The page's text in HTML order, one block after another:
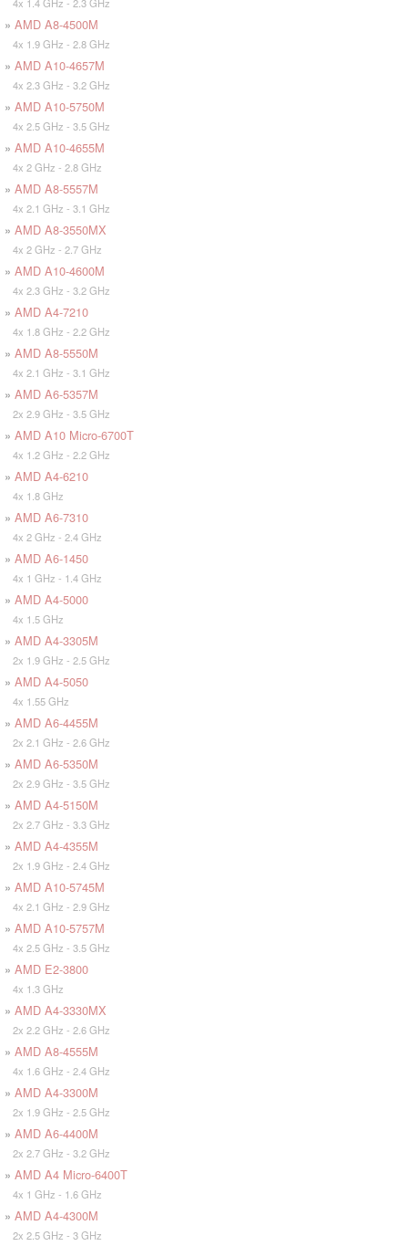
» AMD A8-4500M
4x 1.9 GHz - 2.8 GHz
» AMD A10-4657M
4x 2.3 GHz - 3.2 GHz
» AMD A10-5750M
4x 2.5 GHz - 3.5 GHz
» AMD A10-4655M
4x 2 GHz - 2.8 GHz
» AMD A8-5557M
4x 2.1 GHz - 3.1 GHz
» AMD A8-3550MX
4x 2 GHz - 2.7 GHz
» AMD A10-4600M
4x 2.3 GHz - 3.2 GHz
» AMD A4-7210
4x 1.8 GHz - 2.2 GHz
» AMD A8-5550M
4x 2.1 GHz - 3.1 GHz
» AMD A6-5357M
2x 2.9 GHz - 3.5 GHz
» AMD A10 Micro-6700T
4x 1.2 GHz - 2.2 GHz
» AMD A4-6210
4x 1.8 GHz
» AMD A6-7310
4x 2 GHz - 2.4 GHz
» AMD A6-1450
4x 1 GHz - 1.4 GHz
» AMD A4-5000
4x 1.5 GHz
» AMD A4-3305M
2x 1.9 GHz - 2.5 GHz
» AMD A4-5050
4x 1.55 GHz
» AMD A6-4455M
2x 2.1 GHz - 2.6 GHz
» AMD A6-5350M
2x 2.9 GHz - 3.5 GHz
» AMD A4-5150M
2x 2.7 GHz - 3.3 GHz
» AMD A4-4355M
2x 1.9 GHz - 2.4 GHz
» AMD A10-5745M
4x 2.1 GHz - 2.9 GHz
» AMD A10-5757M
4x 2.5 GHz - 3.5 GHz
» AMD E2-3800
4x 1.3 GHz
» AMD A4-3330MX
2x 2.2 GHz - 2.6 GHz
» AMD A8-4555M
4x 1.6 GHz - 2.4 GHz
» AMD A4-3300M
2x 1.9 GHz - 2.5 GHz
» AMD A6-4400M
2x 2.7 GHz - 3.2 GHz
» AMD A4 Micro-6400T
4x 1 GHz - 1.6 GHz
» AMD A4-4300M
2x 2.5 GHz - 3 GHz